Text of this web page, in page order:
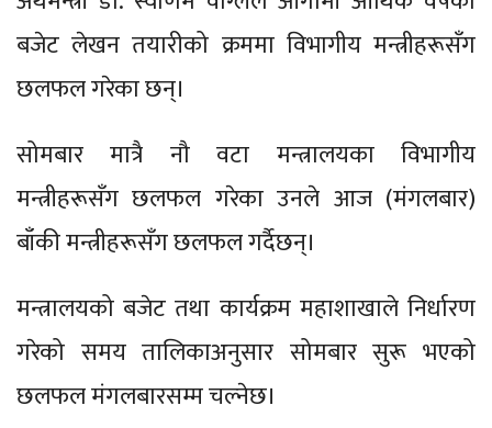
बजेट लेखन तयारीको क्रममा विभागीय मन्त्रीहरूसँग
छलफल गरेका छन्।
सोमबार मात्रै नौ वटा मन्त्रालयका विभागीय
मन्त्रीहरूसँग छलफल गरेका उनले आज (मंगलबार)
बाँकी मन्त्रीहरूसँग छलफल गर्दैछन्।
मन्त्रालयको बजेट तथा कार्यक्रम महाशाखाले निर्धारण
गरेको समय तालिकाअनुसार सोमबार सुरू भएको
छलफल मंगलबारसम्म चल्नेछ।